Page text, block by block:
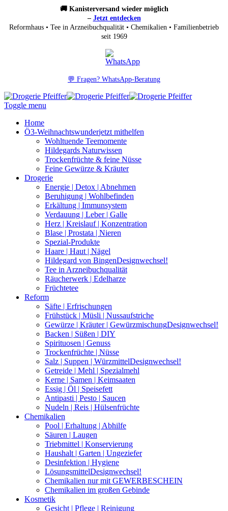
🚚 Kanisterversand wieder möglich
– Jetzt entdecken
Reformhaus • Tee in Arzneibuchqualität • Chemikalien • Familienbetrieb
seit 1969
💬 Fragen? WhatsApp-Beratung
Toggle menu
Home
Ö3-Weihnachtswunderjetzt mithelfen
Wohltuende Teemomente
Hildegards Naturwissen
Trockenfrüchte & feine Nüsse
Feine Gewürze & Kräuter
Drogerie
Energie | Detox | Abnehmen
Beruhigung | Wohlbefinden
Erkältung | Immunsystem
Verdauung | Leber | Galle
Herz | Kreislauf | Konzentration
Blase | Prostata | Nieren
Spezial-Produkte
Haare | Haut | Nägel
Hildegard von BingenDesignwechsel!
Tee in Arzneibuchqualität
Räucherwerk | Edelharze
Früchtetee
Reform
Säfte | Erfrischungen
Frühstück | Müsli | Nussaufstriche
Gewürze | Kräuter | GewürzmischungDesignwechsel!
Backen | Süßen | DIY
Spirituosen | Genuss
Trockenfrüchte | Nüsse
Salz | Suppen | WürzmittelDesignwechsel!
Getreide | Mehl | Spezialmehl
Kerne | Samen | Keimsaaten
Essig | Öl | Speisefett
Antipasti | Pesto | Saucen
Nudeln | Reis | Hülsenfrüchte
Chemikalien
Pool | Erhaltung | Abhilfe
Säuren | Laugen
Triebmittel | Konservierung
Haushalt | Garten | Ungeziefer
Desinfektion | Hygiene
LösungsmittelDesignwechsel!
Chemikalien nur mit GEWERBESCHEIN
Chemikalien im großen Gebinde
Kosmetik
Gesicht | Pflege | Reinigung